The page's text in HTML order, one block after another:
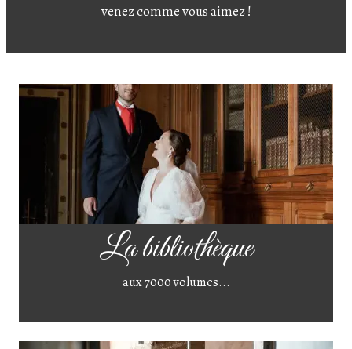
venez comme vous aimez !
La bibliothèque
aux 7000 volumes...